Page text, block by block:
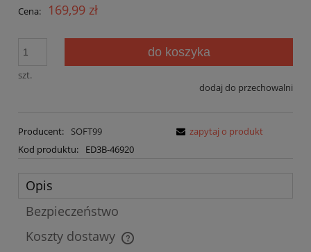
Cena: 169,99 zł
szt.
do koszyka
dodaj do przechowalni
Producent:
SOFT99
Kod produktu:
ED3B-46920
zapytaj o produkt
Opis
Bezpieczeństwo
Koszty dostawy
Cena nie zawiera ewentualnych kosztów płatności